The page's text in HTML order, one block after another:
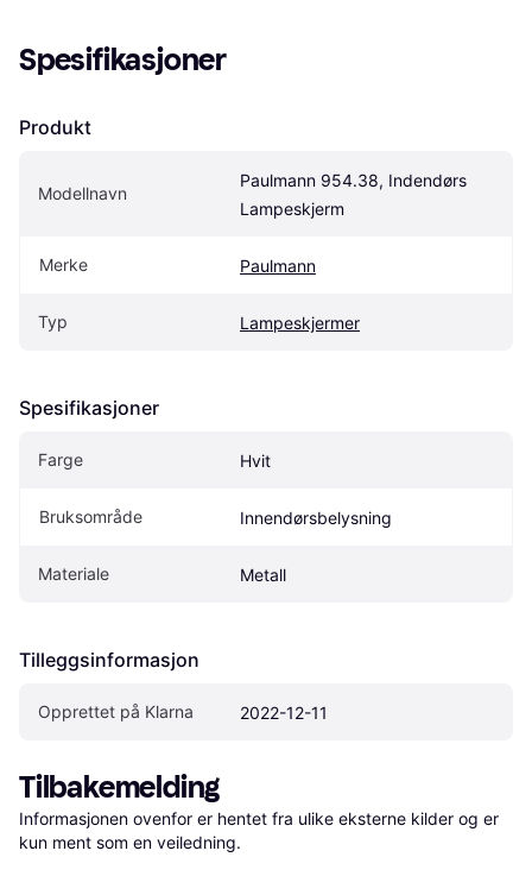
Spesifikasjoner
Produkt
Modellnavn
Paulmann 954.38, Indendørs
Lampeskjerm
Merke Paulmann
Typ Lampeskjermer
Spesifikasjoner
Farge Hvit
Bruksområde Innendørsbelysning
Materiale Metall
Tilleggsinformasjon
Opprettet på Klarna 2022-12-11
Tilbakemelding
Informasjonen ovenfor er hentet fra ulike eksterne kilder og er
kun ment som en veiledning.